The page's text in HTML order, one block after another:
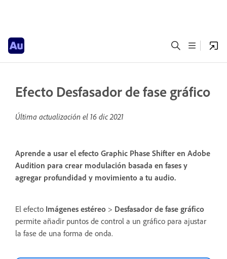
Efecto Desfasador de fase gráfico
Última actualización el 16 dic 2021
Aprende a usar el efecto Graphic Phase Shifter en Adobe
Audition para crear modulación basada en fases y
agregar profundidad y movimiento a tu audio.
El efecto Imágenes estéreo > Desfasador de fase gráfico
permite añadir puntos de control a un gráfico para ajustar
la fase de una forma de onda.